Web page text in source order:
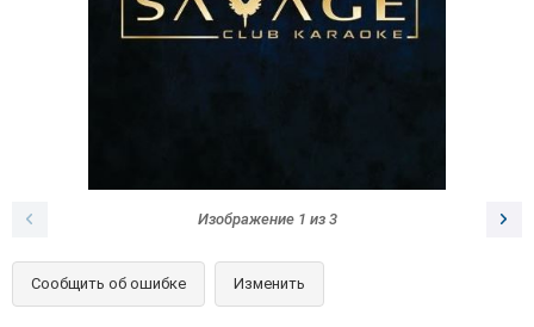
Изображение 1 из 3
Сообщить об ошибке Изменить